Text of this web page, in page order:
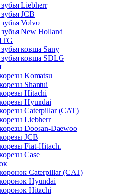
Liebherr
JCB
Volvo
New Holland
ковша Sany
ковша SDLG
Komatsu
Shantui
Hitachi
Hyundai
Caterpillar (CAT)
Liebherr
Doosan-Daewoo
JCB
Fiat-Hitachi
Case
Caterpillar (CAT)
Hyundai
Hitachi